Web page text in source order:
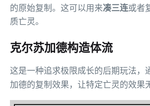
的原始复制。这可以用来凑三连或者
质亡灵。
克尔苏加德构造体流
这是一种追求极限成长的后期玩法，
加德的复制效果，让特定亡灵的效果